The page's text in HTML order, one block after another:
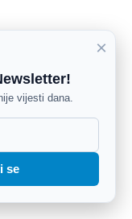
×
vijesti dana.
se